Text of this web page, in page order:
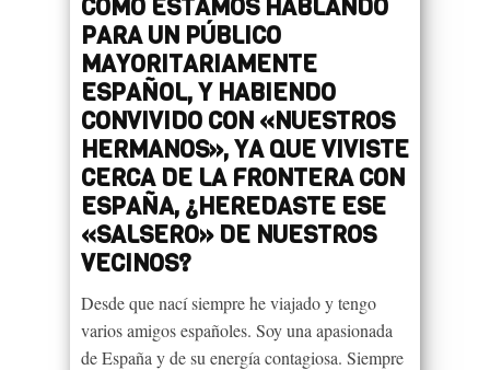
COMO ESTAMOS HABLANDO
PARA UN PÚBLICO
MAYORITARIAMENTE
ESPAÑOL, Y HABIENDO
CONVIVIDO CON «NUESTROS
HERMANOS», YA QUE VIVISTE
CERCA DE LA FRONTERA CON
ESPAÑA, ¿HEREDASTE ESE
«SALSERO» DE NUESTROS
VECINOS?
Desde que nací siempre he viajado y tengo
varios amigos españoles. Soy una apasionada
de España y de su energía contagiosa. Siempre